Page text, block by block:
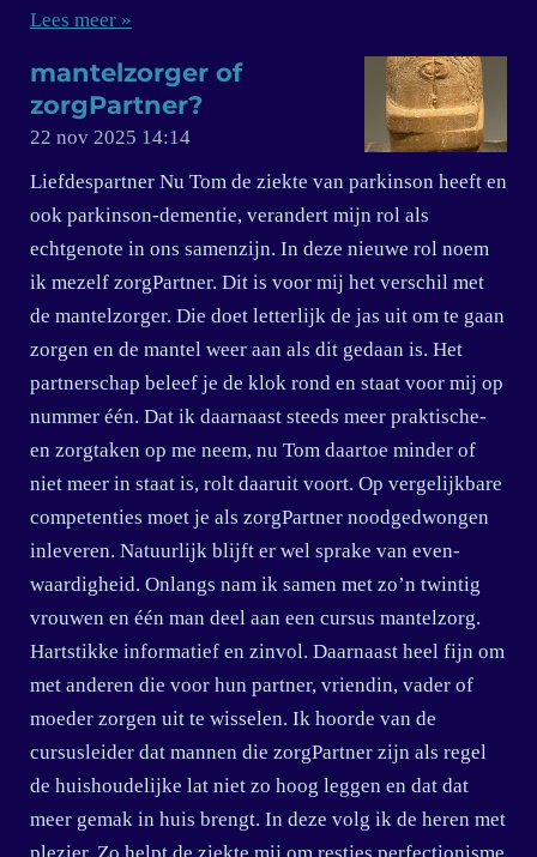
Lees meer »
mantelzorger of
zorgPartner?
22 nov 2025 14:14
Liefdespartner Nu Tom de ziekte van parkinson heeft en
ook parkinson-dementie, verandert mijn rol als
echtgenote in ons samenzijn. In deze nieuwe rol noem
ik mezelf zorgPartner. Dit is voor mij het verschil met
de mantelzorger. Die doet letterlijk de jas uit om te gaan
zorgen en de mantel weer aan als dit gedaan is. Het
partnerschap beleef je de klok rond en staat voor mij op
nummer één. Dat ik daarnaast steeds meer praktische-
en zorgtaken op me neem, nu Tom daartoe minder of
niet meer in staat is, rolt daaruit voort. Op vergelijkbare
competenties moet je als zorgPartner noodgedwongen
inleveren. Natuurlijk blijft er wel sprake van even-
waardigheid. Onlangs nam ik samen met zo’n twintig
vrouwen en één man deel aan een cursus mantelzorg.
Hartstikke informatief en zinvol. Daarnaast heel fijn om
met anderen die voor hun partner, vriendin, vader of
moeder zorgen uit te wisselen. Ik hoorde van de
cursusleider dat mannen die zorgPartner zijn als regel
de huishoudelijke lat niet zo hoog leggen en dat dat
meer gemak in huis brengt. In deze volg ik de heren met
plezier. Zo helpt de ziekte mij om restjes perfectionisme